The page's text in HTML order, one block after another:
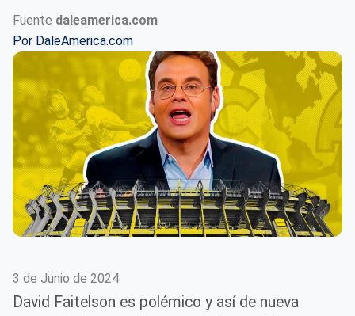
Fuente daleamerica.com
Por DaleAmerica.com
3 de Junio de 2024
David Faitelson es polémico y así de nueva